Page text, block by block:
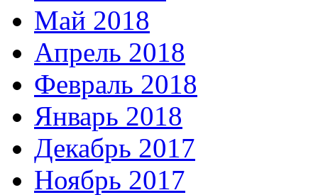
Май 2018
Апрель 2018
Февраль 2018
Январь 2018
Декабрь 2017
Ноябрь 2017